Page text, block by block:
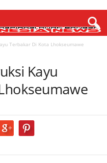
Terbakar Di Kota Lhokseumawe
Kayu